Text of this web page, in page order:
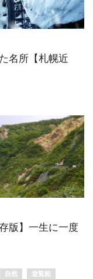
名所【札幌近
版】一生に一度
自然
遊覧船